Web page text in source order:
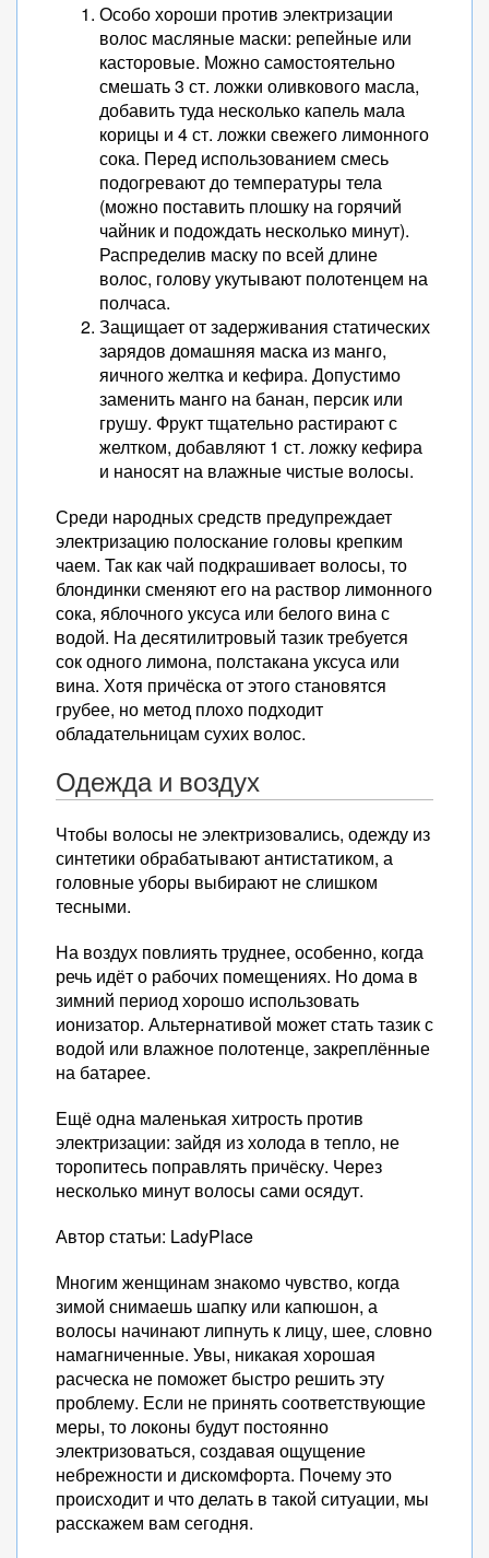
Особо хороши против электризации
волос масляные маски: репейные или
касторовые. Можно самостоятельно
смешать 3 ст. ложки оливкового масла,
добавить туда несколько капель мала
корицы и 4 ст. ложки свежего лимонного
сока. Перед использованием смесь
подогревают до температуры тела
(можно поставить плошку на горячий
чайник и подождать несколько минут).
Распределив маску по всей длине
волос, голову укутывают полотенцем на
полчаса.
Защищает от задерживания статических
зарядов домашняя маска из манго,
яичного желтка и кефира. Допустимо
заменить манго на банан, персик или
грушу. Фрукт тщательно растирают с
желтком, добавляют 1 ст. ложку кефира
и наносят на влажные чистые волосы.
Среди народных средств предупреждает
электризацию полоскание головы крепким
чаем. Так как чай подкрашивает волосы, то
блондинки сменяют его на раствор лимонного
сока, яблочного уксуса или белого вина с
водой. На десятилитровый тазик требуется
сок одного лимона, полстакана уксуса или
вина. Хотя причёска от этого становятся
грубее, но метод плохо подходит
обладательницам сухих волос.
Одежда и воздух
Чтобы волосы не электризовались, одежду из
синтетики обрабатывают антистатиком, а
головные уборы выбирают не слишком
тесными.
На воздух повлиять труднее, особенно, когда
речь идёт о рабочих помещениях. Но дома в
зимний период хорошо использовать
ионизатор. Альтернативой может стать тазик с
водой или влажное полотенце, закреплённые
на батарее.
Ещё одна маленькая хитрость против
электризации: зайдя из холода в тепло, не
торопитесь поправлять причёску. Через
несколько минут волосы сами осядут.
Автор статьи: LadyPlace
Многим женщинам знакомо чувство, когда
зимой снимаешь шапку или капюшон, а
волосы начинают липнуть к лицу, шее, словно
намагниченные. Увы, никакая хорошая
расческа не поможет быстро решить эту
проблему. Если не принять соответствующие
меры, то локоны будут постоянно
электризоваться, создавая ощущение
небрежности и дискомфорта. Почему это
происходит и что делать в такой ситуации, мы
расскажем вам сегодня.